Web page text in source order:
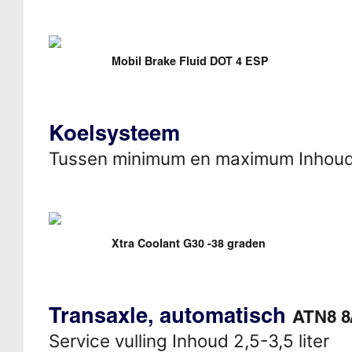
Mobil Brake Fluid DOT 4 ESP
Koelsysteem
Tussen minimum en maximum
Xtra Coolant G30 -38 graden
Transaxle, automatisch ATN8
Service vulling Inhoud 2,5-3,5 liter